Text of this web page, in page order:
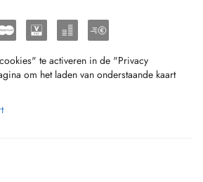
te activeren in de "Privacy
om het laden van onderstaande kaart